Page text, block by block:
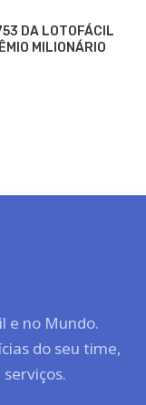
DA LOTOFÁCIL
MILIONÁRIO
e no Mundo.
do seu time,